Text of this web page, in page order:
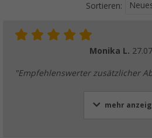
Sortieren:
Monika L.
"Empfehlenswerter zusätzlicher
mehr